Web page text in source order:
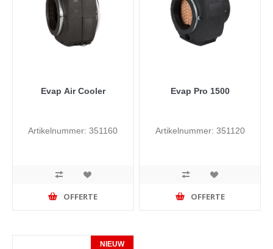
Evap Air Cooler
Artikelnummer: 351160
OFFERTE
Evap Pro 1500
Artikelnummer: 351120
OFFERTE
NIEUW